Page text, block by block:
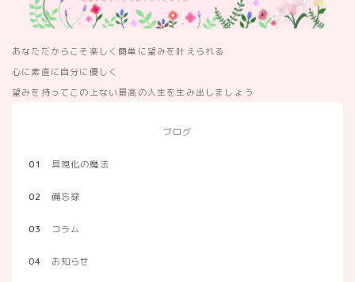
あなただからこそ楽しく簡単に望みを叶えられる
心に素直に自分に優しく
望みを持ってこの上ない最高の人生を生み出しましょう
ブログ
01 具現化の魔法
02 備忘録
03 コラム
04 お知らせ